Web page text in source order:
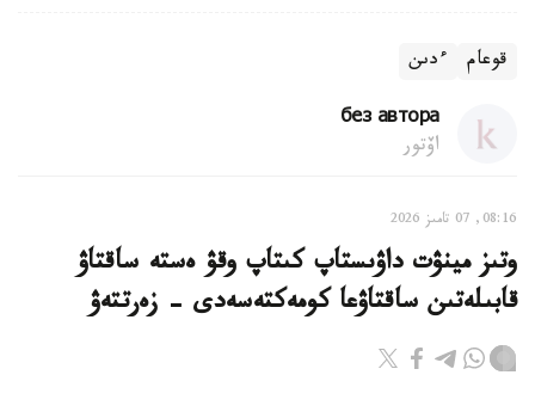
قوعام ءدىن
без автора
اۆتور
08:16, 07 تامىز 2026
وتىز مينۋت داۋىستاپ كىتاپ وقۋ ەستە ساقتاۋ
قابىلەتىن ساقتاۋعا كومەكتەسەدى - زەرتتەۋ